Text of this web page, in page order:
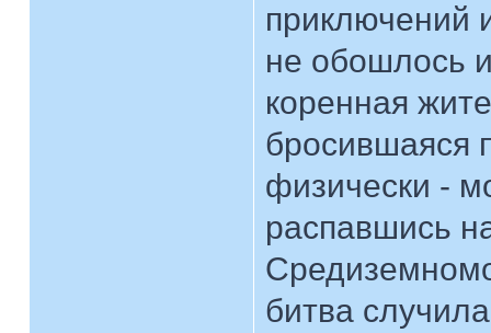
приключений
не обошлось
коренная
бросившаяся
физически -
распавшись
битва